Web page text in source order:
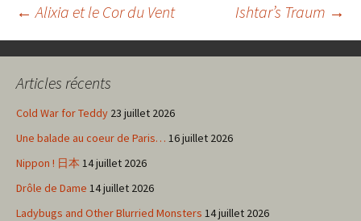
Navigation
des
articles
← Alixia et le Cor du Vent Ishtar’s Traum →
Articles récents
Cold War for Teddy 23 juillet 2026
Une balade au coeur de Paris… 16 juillet 2026
Nippon ! 日本 14 juillet 2026
Drôle de Dame 14 juillet 2026
Ladybugs and Other Blurried Monsters 14 juillet 2026